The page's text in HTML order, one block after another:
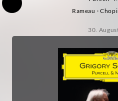
Rameau ·
30.